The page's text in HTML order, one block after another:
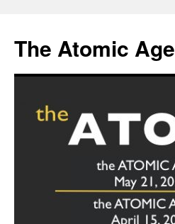
content
The Atomic Age